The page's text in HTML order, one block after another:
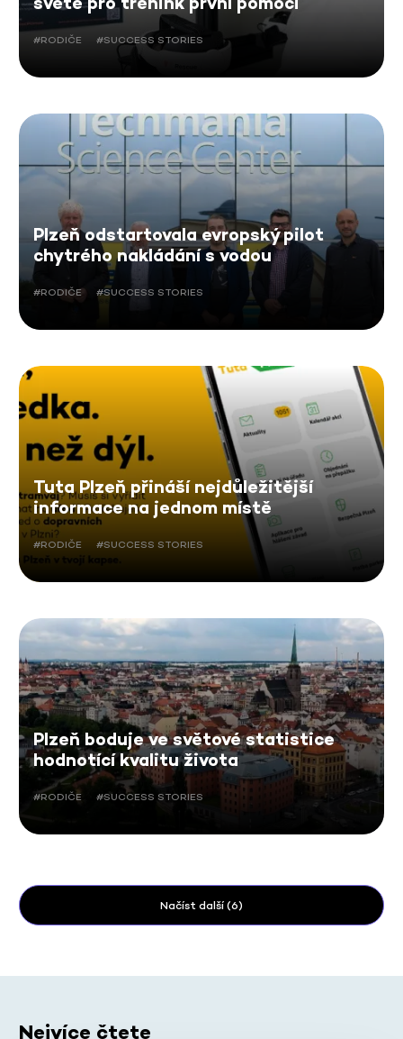
#RODIČE #SUCCESS STORIES
Plzeň odstartovala evropský pilot
chytrého nakládání s vodou
#RODIČE #SUCCESS STORIES
Tuta Plzeň přináší nejdůležitější
informace na jednom místě
#RODIČE #SUCCESS STORIES
Plzeň boduje ve světové statistice
hodnotící kvalitu života
#RODIČE #SUCCESS STORIES
Načíst další (6)
Nejvíce čtete